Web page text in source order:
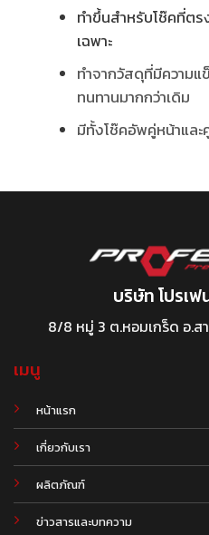
ทำขึ้นสำหรับโช๊คที่ตร
เฉพาะ
ทำจากวัสดุที่มีความแ
ทนทานมากกว่าเดิม
มีทั้งโช๊คอัพคู่หน้าและ
บริษัท โปรเ
8/8 หมู่ 3 ต.หอมเกร็ด อ.ส
เมนู
หน้าแรก
เกี่ยวกับเรา
ผลิตภัณฑ์
ข่าวสารและบทความ
.